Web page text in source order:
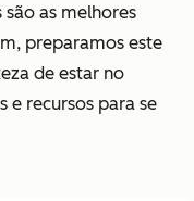
as melhores
preparamos este
de estar no
e recursos para se